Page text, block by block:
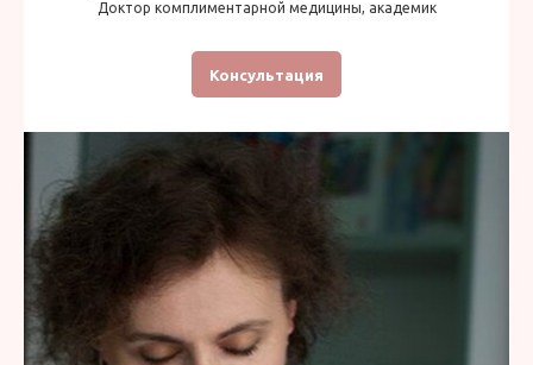
Доктор комплиментарной медицины, академик
Консультация